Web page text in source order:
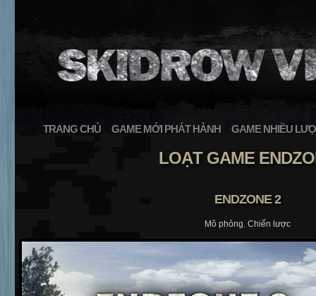
TRANG CHỦ GAME MỚI PHÁT HÀNH GAME NHIỀU
LOẠT GAME
ENDZONE 2
Mô phỏng, Chiến lược